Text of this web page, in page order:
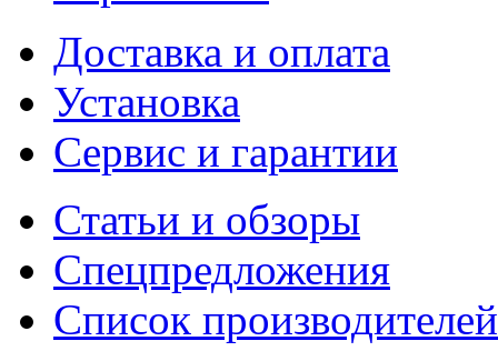
Доставка и оплата
Установка
Сервис и гарантии
Статьи и обзоры
Спецпредложения
Список производителей